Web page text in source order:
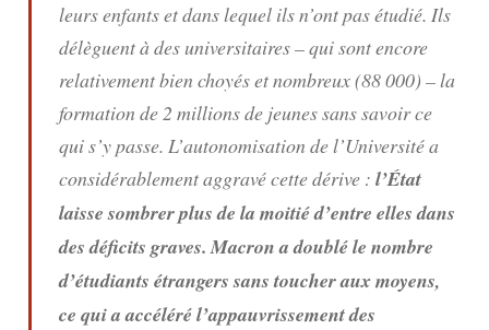
leurs enfants et dans lequel ils n’ont pas étudié. Ils
délèguent à des universitaires – qui sont encore
relativement bien choyés et nombreux (88 000) – la
formation de 2 millions de jeunes sans savoir ce
qui s’y passe. L’autonomisation de l’Université a
considérablement aggravé cette dérive : l’État
laisse sombrer plus de la moitié d’entre elles dans
des déficits graves. Macron a doublé le nombre
d’étudiants étrangers sans toucher aux moyens,
ce qui a accéléré l’appauvrissement des